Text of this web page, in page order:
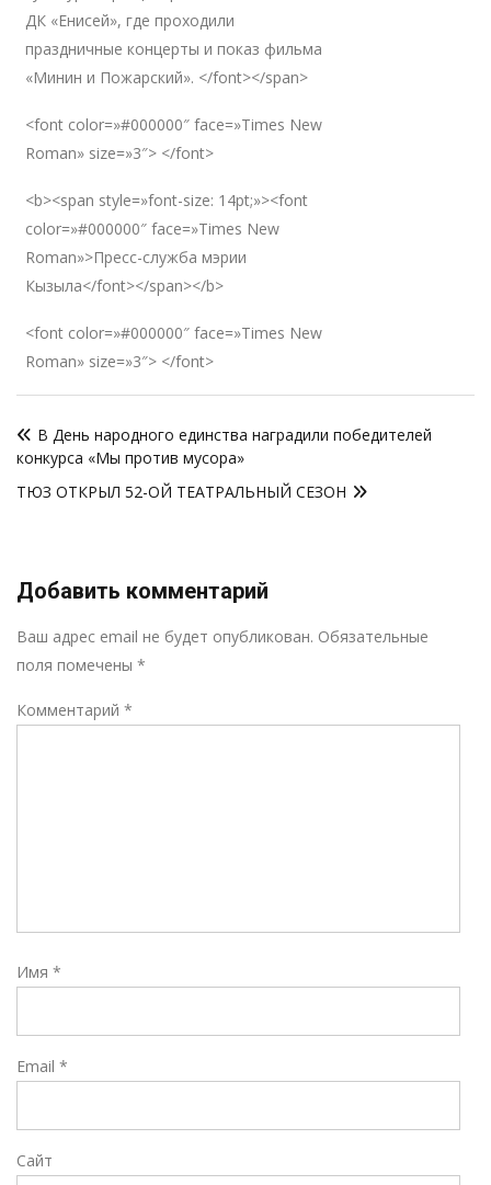
ДК «Енисей», где проходили
праздничные концерты и показ фильма
«Минин и Пожарский». </font></span>
<font color=»#000000″ face=»Times New
Roman» size=»3″> </font>
<b><span style=»font-size: 14pt;»><font
color=»#000000″ face=»Times New
Roman»>Пресс-служба мэрии
Кызыла</font></span></b>
<font color=»#000000″ face=»Times New
Roman» size=»3″> </font>
по
записям
В День народного единства наградили победителей
конкурса «Мы против мусора»
ТЮЗ ОТКРЫЛ 52-ОЙ ТЕАТРАЛЬНЫЙ СЕЗОН
Добавить комментарий
Ваш адрес email не будет опубликован. Обязательные
поля помечены *
Комментарий *
Имя *
Email *
Сайт